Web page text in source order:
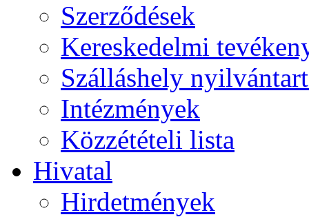
Szerződések
Kereskedelmi
Szálláshely
Intézmények
Közzétételi lista
Hivatal
Hirdetmények